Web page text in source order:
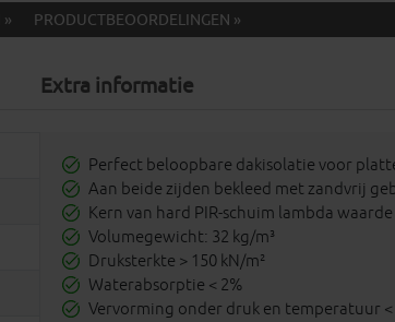
PRODUCTBEOORDELINGEN »
Extra informatie
Perfect beloopbare dakisolatie voor
Aan beide zijden bekleed met zandvrij
Kern van hard PIR-schuim lambda
Volumegewicht: 32 kg/m³
Druksterkte > 150 kN/m²
Waterabsorptie < 2%
Vervorming onder druk en temperatuur <